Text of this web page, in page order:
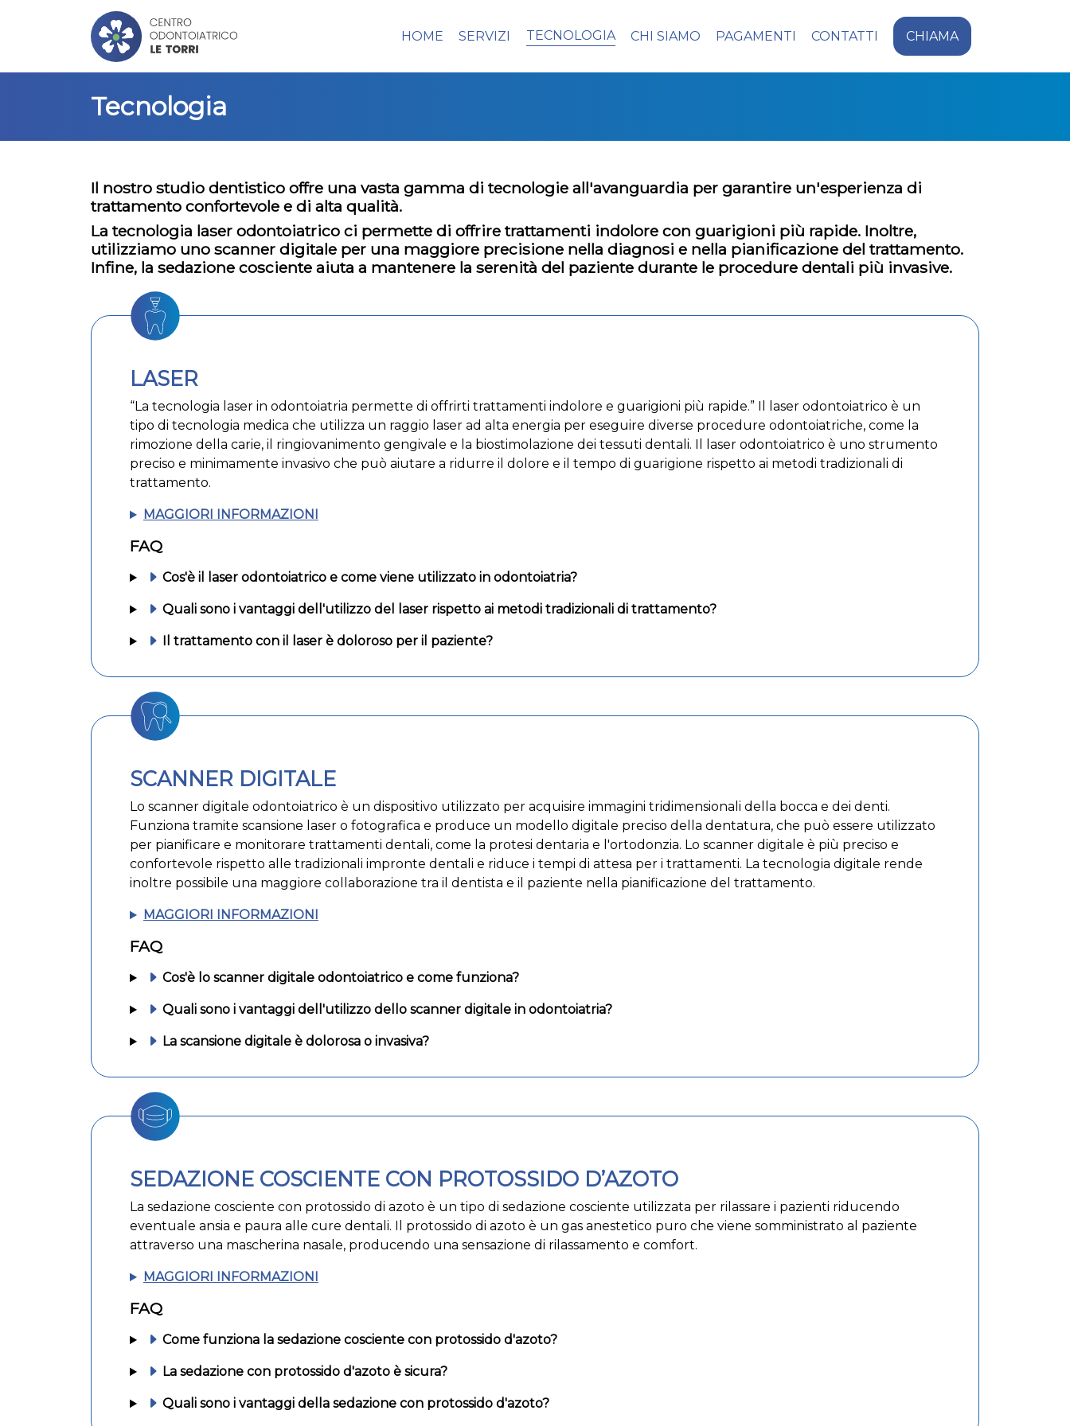
HOME SERVIZI TECNOLOGIA CHI SIAMO PAGAMENTI CONTATTI CHIAMA
Tecnologia
Il nostro studio dentistico offre una vasta gamma di tecnologie all'avanguardia per garantire un'esperienza di
trattamento confortevole e di alta qualità.
La tecnologia laser odontoiatrico ci permette di offrire trattamenti indolore con guarigioni più rapide. Inoltre,
utilizziamo uno scanner digitale per una maggiore precisione nella diagnosi e nella pianificazione del trattamento.
Infine, la sedazione cosciente aiuta a mantenere la serenità del paziente durante le procedure dentali più invasive.
LASER
“La tecnologia laser in odontoiatria permette di offrirti trattamenti indolore e guarigioni più rapide.” Il laser odontoiatrico è un
tipo di tecnologia medica che utilizza un raggio laser ad alta energia per eseguire diverse procedure odontoiatriche, come la
rimozione della carie, il ringiovanimento gengivale e la biostimolazione dei tessuti dentali. Il laser odontoiatrico è uno strumento
preciso e minimamente invasivo che può aiutare a ridurre il dolore e il tempo di guarigione rispetto ai metodi tradizionali di
trattamento.
MAGGIORI INFORMAZIONI
FAQ
Cos'è il laser odontoiatrico e come viene utilizzato in odontoiatria?
Quali sono i vantaggi dell'utilizzo del laser rispetto ai metodi tradizionali di trattamento?
Il trattamento con il laser è doloroso per il paziente?
SCANNER DIGITALE
Lo scanner digitale odontoiatrico è un dispositivo utilizzato per acquisire immagini tridimensionali della bocca e dei denti.
Funziona tramite scansione laser o fotografica e produce un modello digitale preciso della dentatura, che può essere utilizzato
per pianificare e monitorare trattamenti dentali, come la protesi dentaria e l'ortodonzia. Lo scanner digitale è più preciso e
confortevole rispetto alle tradizionali impronte dentali e riduce i tempi di attesa per i trattamenti. La tecnologia digitale rende
inoltre possibile una maggiore collaborazione tra il dentista e il paziente nella pianificazione del trattamento.
MAGGIORI INFORMAZIONI
FAQ
Cos'è lo scanner digitale odontoiatrico e come funziona?
Quali sono i vantaggi dell'utilizzo dello scanner digitale in odontoiatria?
La scansione digitale è dolorosa o invasiva?
SEDAZIONE COSCIENTE CON PROTOSSIDO D’AZOTO
La sedazione cosciente con protossido di azoto è un tipo di sedazione cosciente utilizzata per rilassare i pazienti riducendo
eventuale ansia e paura alle cure dentali. Il protossido di azoto è un gas anestetico puro che viene somministrato al paziente
attraverso una mascherina nasale, producendo una sensazione di rilassamento e comfort.
MAGGIORI INFORMAZIONI
FAQ
Come funziona la sedazione cosciente con protossido d'azoto?
La sedazione con protossido d'azoto è sicura?
Quali sono i vantaggi della sedazione con protossido d'azoto?